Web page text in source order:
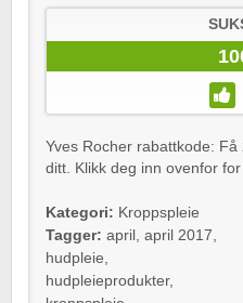
Yves Rocher rabattkode:
ditt. Klikk deg inn ovenfor
Kategori: Kroppspleie
Tagger: april , april 2017,
hudpleie,
hudpleieprodukter,